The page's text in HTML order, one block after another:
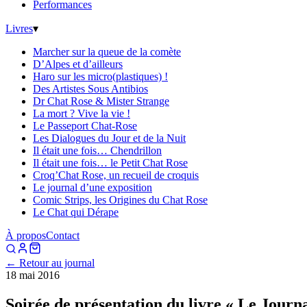
Performances
Livres▾
Marcher sur la queue de la comète
D’Alpes et d’ailleurs
Haro sur les micro(plastiques) !
Des Artistes Sous Antibios
Dr Chat Rose & Mister Strange
La mort ? Vive la vie !
Le Passeport Chat-Rose
Les Dialogues du Jour et de la Nuit
Il était une fois… Chendrillon
Il était une fois… le Petit Chat Rose
Croq’Chat Rose, un recueil de croquis
Le journal d’une exposition
Comic Strips, les Origines du Chat Rose
Le Chat qui Dérape
À proposContact
← Retour au journal
18 mai 2016